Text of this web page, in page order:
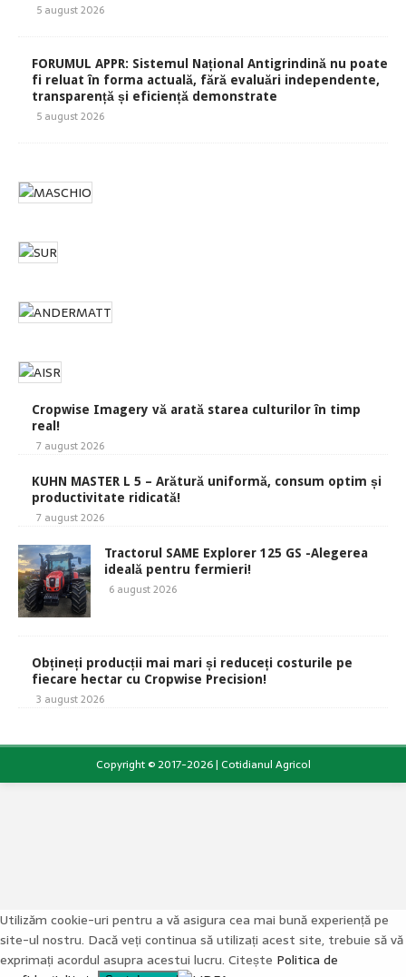
5 august 2026
FORUMUL APPR: Sistemul Național Antigrindină nu poate
fi reluat în forma actuală, fără evaluări independente,
transparență și eficiență demonstrate
5 august 2026
Cropwise Imagery vă arată starea culturilor în timp
real!
7 august 2026
KUHN MASTER L 5 – Arătură uniformă, consum optim și
productivitate ridicată!
7 august 2026
Tractorul SAME Explorer 125 GS -Alegerea
ideală pentru fermieri!
6 august 2026
Obțineți producții mai mari și reduceți costurile pe
fiecare hectar cu Cropwise Precision!
3 august 2026
Copyright © 2017-2026 | Cotidianul Agricol
Utilizăm cookie-uri pentru a vă asigura cea mai bună experiență pe
site-ul nostru. Dacă veți continua să utilizați acest site, trebuie să vă
exprimați acordul asupra acestui lucru. Citește Politica de